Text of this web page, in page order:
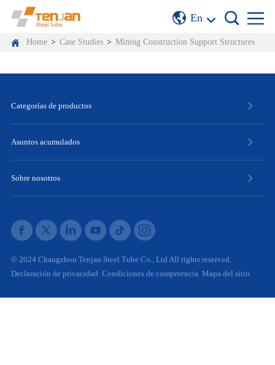
En
Home > Case Studies > Mining Construction Support Structures
Categorías de productos
Asuntos acumulados
Sobre nosotros
© 2024 Changzhou Tenjan Steel Tube Co., Ltd All rights reserved.
Declaración de privacidad Condiciones de competencia Mapa del sitio